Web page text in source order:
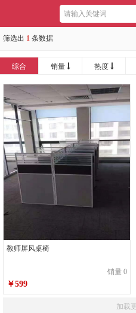
筛选出 1 条数据
综合 销量 热度
教师屏风桌椅
销量 0
￥599
加载